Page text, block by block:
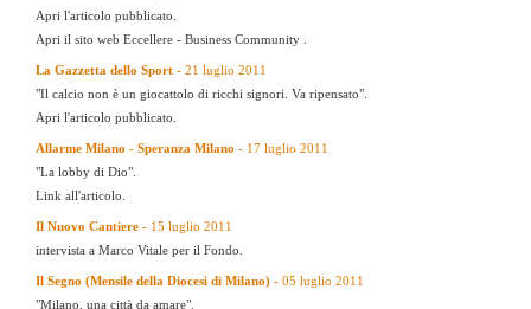
Apri l'articolo pubblicato.
Apri il sito web Eccellere - Business Community
La Gazzetta dello Sport - 21 luglio 2011
"Il calcio non è un giocattolo di ricchi signori. Va ripensato".
Apri l'articolo pubblicato.
Allarme Milano - Speranza Milano - 17 luglio 2011
"La lobby di Dio".
Link all'articolo.
Il Nuovo Cantiere - 15 luglio 2011
intervista a Marco Vitale per il Fondo.
Il Segno (Mensile della Diocesi di Milano) - 05 luglio 2011
"Milano, una città da amare".